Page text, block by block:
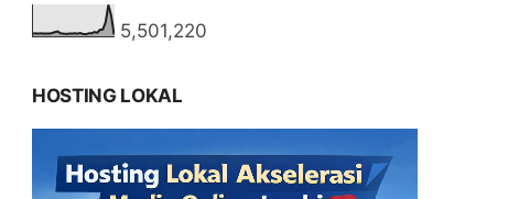
5,501,220
HOSTING LOKAL